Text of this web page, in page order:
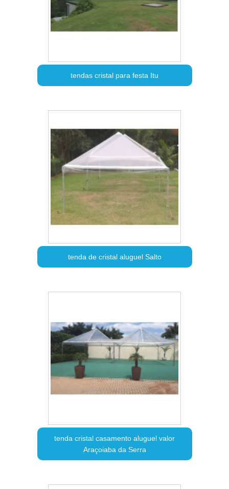
tendas cristal para festa Itu
tenda de cristal aluguel Salto
tenda cristal casamento aluguel valor
Araçoiaba da Serra